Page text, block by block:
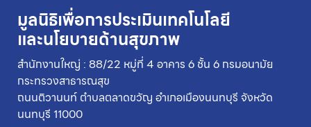
มูลนิธิเพื่อการประเมินเทคโนโลยี
และนโยบายด้านสุขภาพ
สำนักงานใหญ่ : 88/22 หมู่ที่ 4 อาคาร 6 ชั้น 6 กรมอนามัย
กระทรวงสาธารณสุข
ถนนติวานนท์ ตำบลตลาดขวัญ อำเภอเมืองนนทบุรี จังหวัด
นนทบุรี 11000